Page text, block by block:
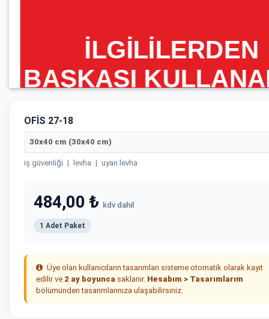
OFİS 27-18
30x40 cm (30x40 cm)
iş güvenliği | levha | uyarı levha
484,00 ₺ kdv dahil
1 Adet Paket
Üye olan kullanıcıların tasarımları sisteme otomatik olarak kayıt
edilir ve 2 ay boyunca saklanır. Hesabım > Tasarımlarım
bölümünden tasarımlarınıza ulaşabilirsiniz.